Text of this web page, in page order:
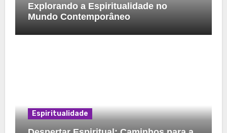
Explorando a Espiritualidade no
Mundo Contemporâneo
Espiritualidade